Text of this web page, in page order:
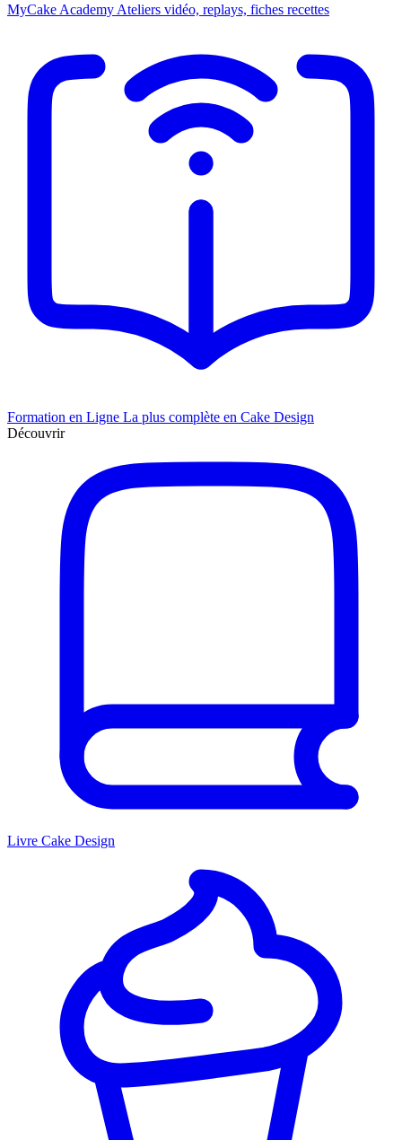
MyCake Academy Ateliers vidéo, replays, fiches recettes
Formation en Ligne La plus complète en Cake Design
Découvrir
Livre Cake Design